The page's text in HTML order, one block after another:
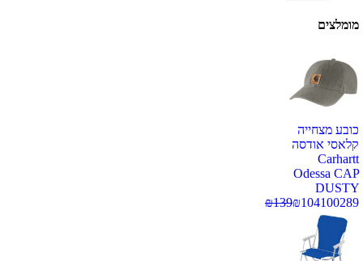
מומלצים
כובע מצחייה
קלאסי אודסה
Carhartt
Odessa CAP
DUSTY
100289
₪104
₪139